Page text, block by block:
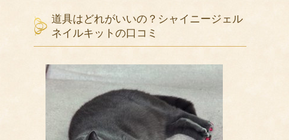
道具はどれがいいの？シャイニージェル
ネイルキットの口コミ